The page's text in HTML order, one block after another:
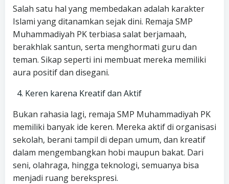
Salah satu hal yang membedakan adalah karakter
Islami yang ditanamkan sejak dini. Remaja SMP
Muhammadiyah PK terbiasa salat berjamaah,
berakhlak santun, serta menghormati guru dan
teman. Sikap seperti ini membuat mereka memiliki
aura positif dan disegani.
Keren karena Kreatif dan Aktif
Bukan rahasia lagi, remaja SMP Muhammadiyah PK
memiliki banyak ide keren. Mereka aktif di organisasi
sekolah, berani tampil di depan umum, dan kreatif
dalam mengembangkan hobi maupun bakat. Dari
seni, olahraga, hingga teknologi, semuanya bisa
menjadi ruang berekspresi.